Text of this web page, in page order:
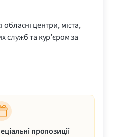
обласні центри, міста,
служб та кур’єром за
пропозиції